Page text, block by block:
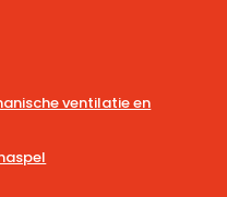
ventilatie en